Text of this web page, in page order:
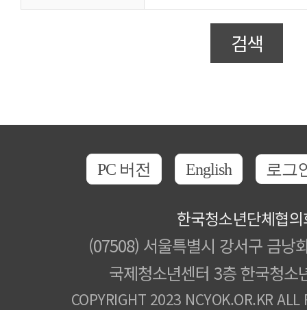
검색
PC 버전 English 로그
한국청소년단체협
(07508) 서울특별시 강서구 금낭
국제청소년센터 3층 한국청소
COPYRIGHT 2023 NCYOK.OR.KR ALL